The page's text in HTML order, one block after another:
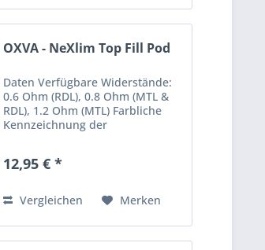
OXVA - NeXlim Top Fill Pod
Daten Verfügbare Widerstände:
0.6 Ohm (RDL), 0.8 Ohm (MTL &
RDL), 1.2 Ohm (MTL) Farbliche
Kennzeichnung der
Technologie für ein noch
Geschmackserlebnis sowie...
12,95 € *
Vergleichen Merken